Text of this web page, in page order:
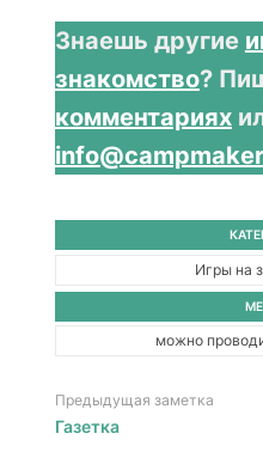
Знаешь другие
знакомство?
комментариях
Игры на
можно
Предыдущая заметка
Газетка